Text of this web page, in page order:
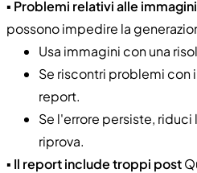
▪️ Problemi relativi alle immagini
possono impedire la
Usa immagini con una
Se riscontri problemi con
report.
Se l'errore persiste,
riprova.
▪️ Il report include troppi post